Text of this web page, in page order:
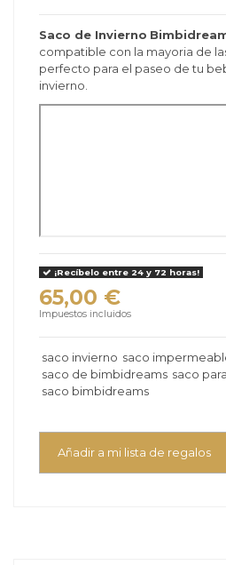
Saco de Invierno
compatible con la mayoria de
perfecto para el paseo de tu
invierno.
¡Recíbelo entre 24 y 72 horas!
65,00 €
Impuestos incluidos
saco invierno saco
saco de bimbidreams saco
saco bimbidreams
Añadir a mi lista de regalos